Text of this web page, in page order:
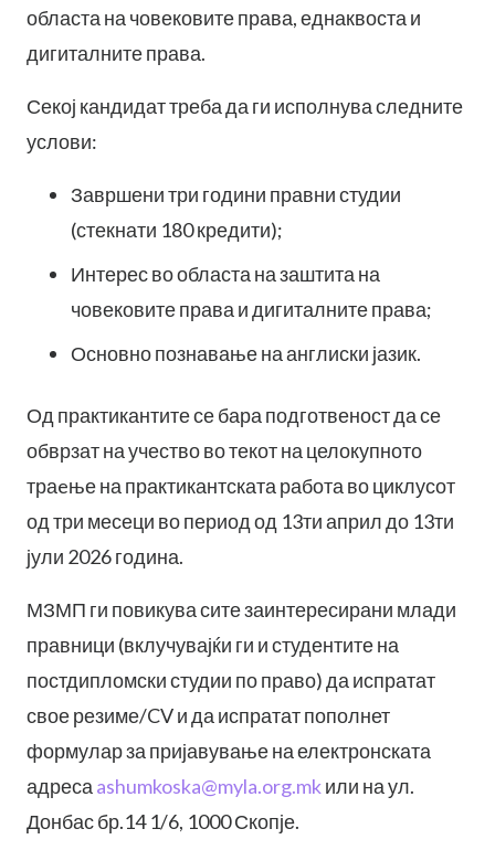
областа на човековите права, еднаквоста и
дигиталните права.
Секој кандидат треба да ги исполнува следните
услови:
Завршени три години правни студии
(стекнати 180 кредити);
Интерес во областа на заштита на
човековите права и дигиталните права;
Основно познавање на англиски јазик.
Од практикантите се бара подготвеност да се
обврзат на учество во текот на целокупното
траeње на практикантската работа во циклусот
од три месеци во период од 13ти април до 13ти
јули 2026 година.
МЗМП ги повикува сите заинтересирани млади
правници (вклучувајќи ги и студентите на
постдипломски студии по право) да испратат
свое резиме/CV и да испратат пополнет
формулар за пријавување на електронската
адресаashumkoska@myla.org.mkили на ул.
Донбас бр.14 1/6, 1000 Скопје.